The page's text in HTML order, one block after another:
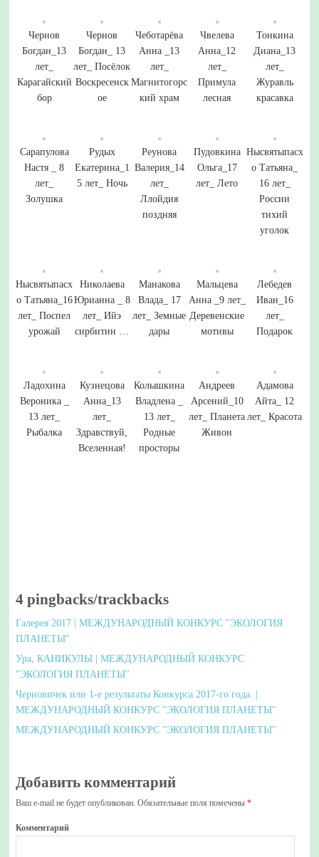
Чернов
Богдан_13
лет_
Карагайский
бор
Чернов
Богдан_ 13
лет_ Посёлок
Воскресенск
ое
Чеботарёва
Анна _13
лет_
Магнитогорс
кий храм
Чвелева
Анна_12
лет_
Примула
лесная
Тонкина
Диана_13
лет_
Журавль
красавка
Сарапулова
Настя _ 8
лет_
Золушка
Рудых
Екатерина_1
5 лет_ Ночь
Реунова
Валерия_14
лет_
Ллойдия
поздняя
Пудовкина
Ольга_17
лет_ Лето
Нысвятыпасх
о Татьяна_
16 лет_
России
тихий
уголок
Нысвятыпасх
о Татьяна_16
лет_ Поспел
урожай
Николаева
Юрианна _ 8
лет_ Ийэ
сирбитин …
Манакова
Влада_ 17
лет_ Земные
дары
Мальцева
Анна _9 лет_
Деревенские
мотивы
Лебедев
Иван_16
лет_
Подарок
Ладохина
Вероника _
13 лет_
Рыбалка
Кузнецова
Анна_13
лет_
Здравствуй,
Вселенная!
Колышкина
Владлена _
13 лет_
Родные
просторы
Андреев
Арсений_10
лет_ Планета
Живон
Адамова
Айта_ 12
лет_ Красота
4 pingbacks/trackbacks
Галерея 2017 | МЕЖДУНАРОДНЫЙ КОНКУРС "ЭКОЛОГИЯ
ПЛАНЕТЫ"
Ура, КАНИКУЛЫ | МЕЖДУНАРОДНЫЙ КОНКУРС
"ЭКОЛОГИЯ ПЛАНЕТЫ"
Черновичек или 1-е результаты Конкурса 2017-го года. |
МЕЖДУНАРОДНЫЙ КОНКУРС "ЭКОЛОГИЯ ПЛАНЕТЫ"
МЕЖДУНАРОДНЫЙ КОНКУРС "ЭКОЛОГИЯ ПЛАНЕТЫ"
Добавить комментарий
Ваш e-mail не будет опубликован. Обязательные поля помечены *
Комментарий